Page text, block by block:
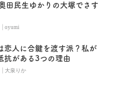
田民生ゆかりの大塚でさす
|oyumi
恋人に合鍵を渡す派？私が
抗がある3つの理由
|大泉りか